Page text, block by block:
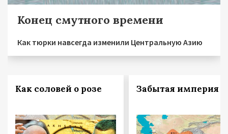
Конец смутного времени
Как тюрки навсегда изменили Центральную Азию
Как соловей о розе Забытая империя